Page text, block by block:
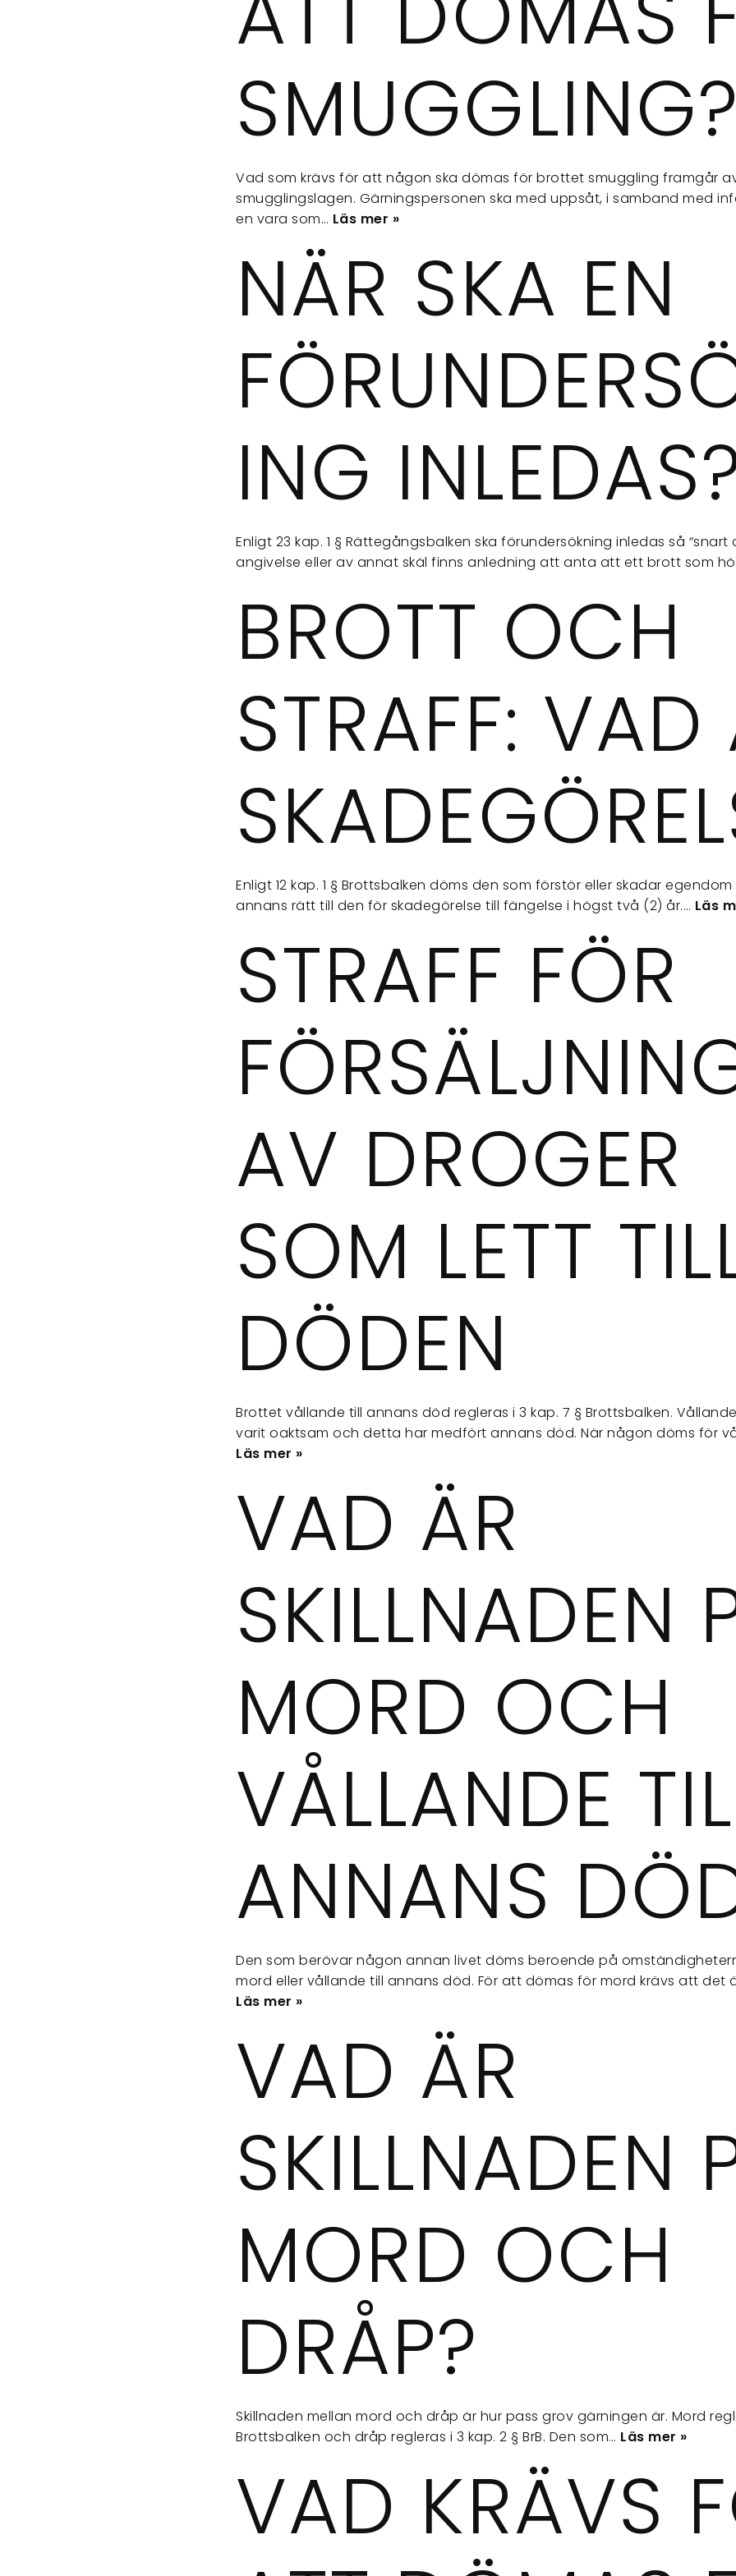
Vad som krävs för att någon ska dömas för brottet smuggling framgår
smugglingslagen. Gärningspersonen ska med uppsåt, i samband med
en vara som… Läs mer »
NÄR SKA EN
ING
Enligt 23 kap. 1 § Rättegångsbalken ska förundersökning inledas så
angivelse eller av annat skäl finns anledning att anta att ett brott som
BROTT OCH
STRAFF: VAD
Enligt 12 kap. 1 § Brottsbalken döms den som förstör eller skadar
annans rätt till den för skadegörelse till fängelse i högst två (2) år.… Läs
STRAFF FÖR
AV DROGER
SOM LETT
DÖDEN
Brottet vållande till annans död regleras i 3 kap. 7 § Brottsbalken.
varit oaktsam och detta har medfört annans död. När någon döms för
Läs mer »
VAD ÄR
SKILLNADEN
MORD OCH
VÅLLANDE
ANNANS
Den som berövar någon annan livet döms beroende på
mord eller vållande till annans död. För att dömas för mord krävs att det
Läs mer »
VAD ÄR
SKILLNADEN
MORD OCH
DRÅP?
Skillnaden mellan mord och dråp är hur pass grov gärningen är. Mord
Brottsbalken och dråp regleras i 3 kap. 2 § BrB. Den som… Läs mer »
VAD KRÄVS